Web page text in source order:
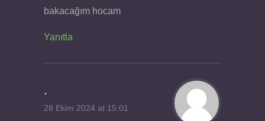
bakacağım hocam
Yanıtla
.
28 Ekim 2024 at 15:01